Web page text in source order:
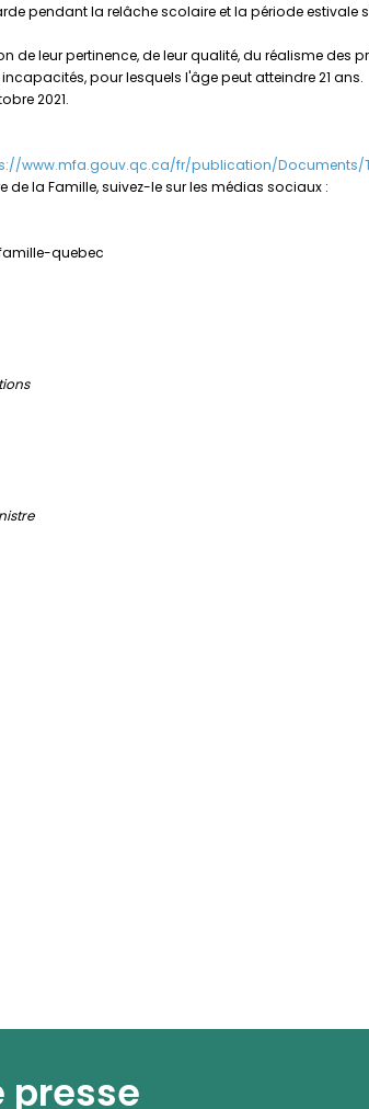
pendant la relâche scolaire et la période
de leur pertinence, de leur qualité, du réalisme
pour lesquels l'âge peut atteindre 21 ans.
2021.
www.mfa.gouv.qc.ca/fr/publication/Documents/
de la Famille, suivez-le sur les médias sociaux :
quebec
presse